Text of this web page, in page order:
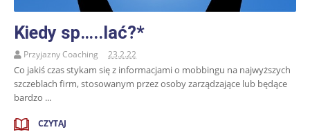
Kiedy sp…..lać?*
Przyjazny Coaching 23.2.22
Co jakiś czas stykam się z informacjami o mobbingu na najwyższych
szczeblach firm, stosowanym przez osoby zarządzające lub będące
bardzo ...
CZYTAJ